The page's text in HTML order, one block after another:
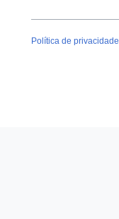
Política de privacidade